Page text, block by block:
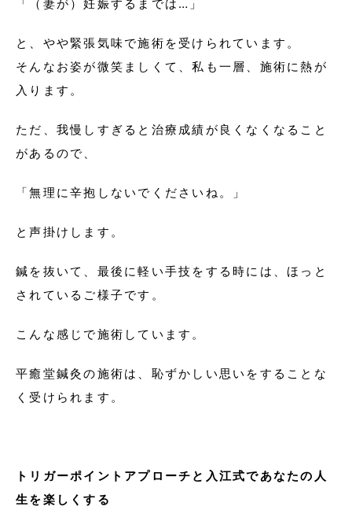
「（妻が）妊娠するまでは…」
と、やや緊張気味で施術を受けられています。
そんなお姿が微笑ましくて、私も一層、施術に熱が
入ります。
ただ、我慢しすぎると治療成績が良くなくなること
があるので、
「無理に辛抱しないでくださいね。」
と声掛けします。
鍼を抜いて、最後に軽い手技をする時には、ほっと
されているご様子です。
こんな感じで施術しています。
平癒堂鍼灸の施術は、恥ずかしい思いをすることな
く受けられます。
トリガーポイントアプローチと入江式であなたの人
生を楽しくする